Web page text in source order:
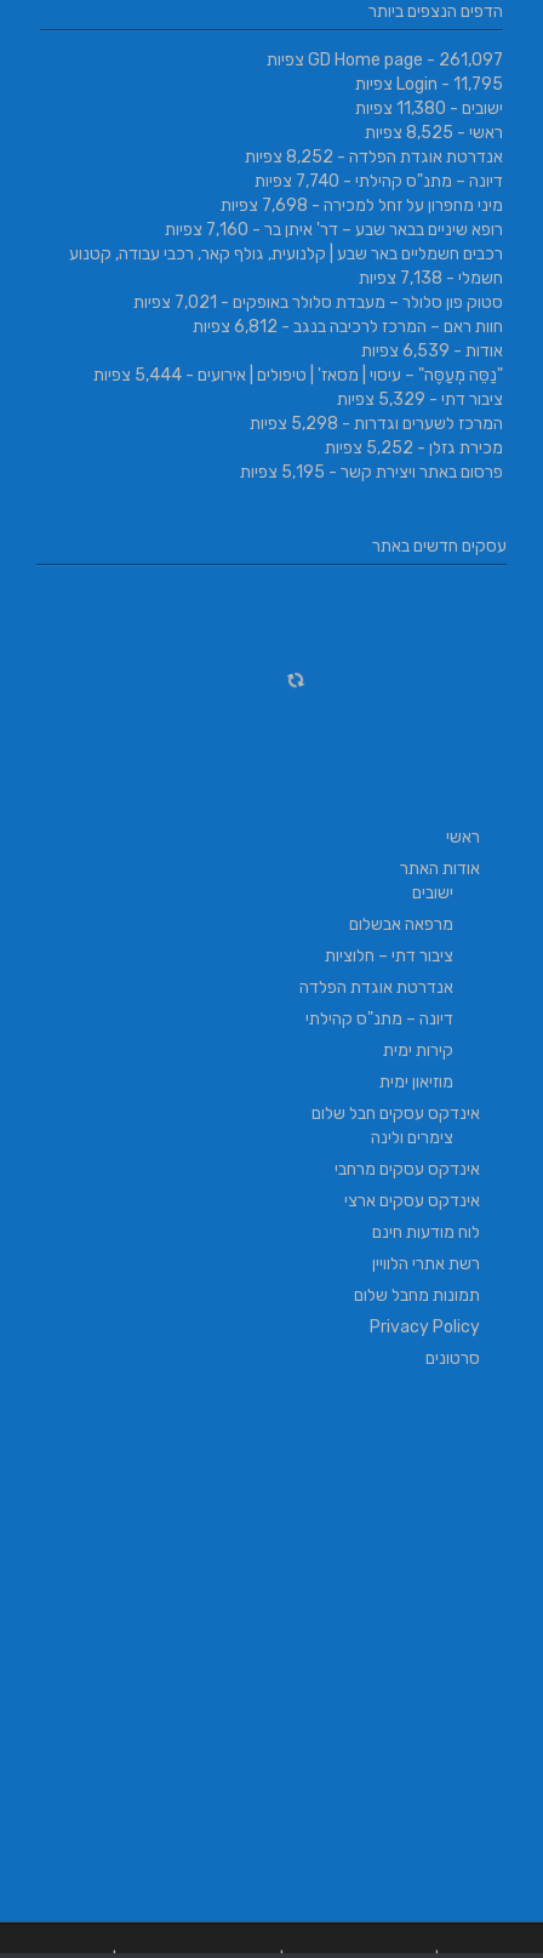
הדפים הנצפים ביותר
GD Home page - 261,097 צפיות
Login - 11,795 צפיות
ישובים - 11,380 צפיות
ראשי - 8,525 צפיות
אנדרטת אוגדת הפלדה - 8,252 צפיות
דיונה – מתנ"ס קהילתי - 7,740 צפיות
מיני מחפרון על זחל למכירה - 7,698 צפיות
רופא שיניים בבאר שבע – דר' איתן בר - 7,160 צפיות
רכבים חשמליים באר שבע | קלנועית, גולף קאר, רכבי עבודה, קטנוע
חשמלי - 7,138 צפיות
סטוק פון סלולר – מעבדת סלולר באופקים - 7,021 צפיות
חוות ראם – המרכז לרכיבה בנגב - 6,812 צפיות
אודות - 6,539 צפיות
"נַסֵּה מְעַסֶּה" – עיסוי | מסאז' | טיפולים | אירועים - 5,444 צפיות
ציבור דתי - 5,329 צפיות
המרכז לשערים וגדרות - 5,298 צפיות
מכירת גזלן - 5,252 צפיות
פרסום באתר ויצירת קשר - 5,195 צפיות
עסקים חדשים באתר
ראשי
אודות האתר
ישובים
מרפאה אבשלום
ציבור דתי – חלוציות
אנדרטת אוגדת הפלדה
דיונה – מתנ"ס קהילתי
קירות ימית
מוזיאון ימית
אינדקס עסקים חבל שלום
צימרים ולינה
אינדקס עסקים מרחבי
אינדקס עסקים ארצי
לוח מודעות חינם
רשת אתרי הלוויין
תמונות מחבל שלום
Privacy Policy
סרטונים